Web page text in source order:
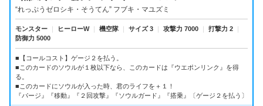
“れっぷうゼロシキ・そうてん” フブキ・マユズミ
モンスター ヒーローW 機空隊 サイズ 3 攻撃力 7000 打撃力 2
防御力 5000
■【コールコスト】ゲージ２を払う。
■このカードのソウルが１枚以下なら、このカードは『ウエポンリンク』を得
る。
■このカードにソウルが入った時、君のライフを＋１！
『パージ』『移動』『２回攻撃』『ソウルガード』『搭乗』〔ゲージ２を払う〕